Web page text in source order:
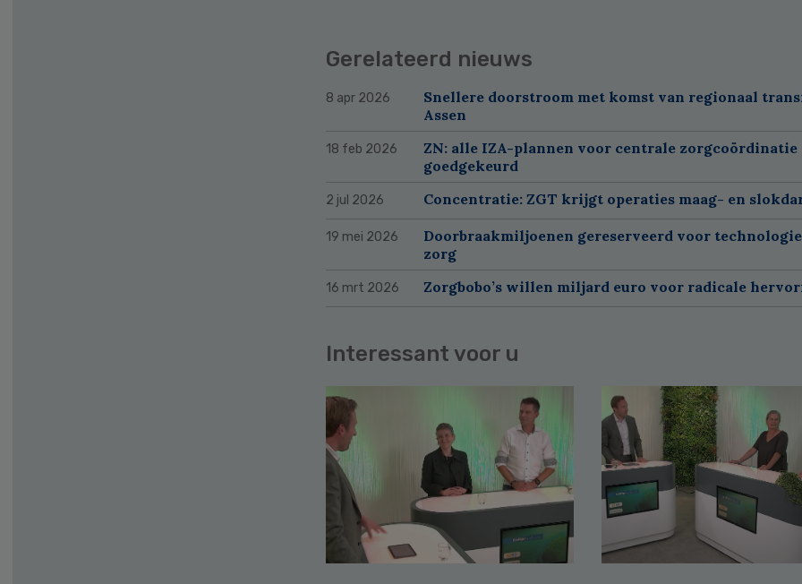
Gerelateerd nieuws
8 apr 2026
Snellere doorstroom met komst van regionaal
Assen
18 feb 2026
ZN: alle IZA-plannen voor centrale zorgcoördinatie
goedgekeurd
2 jul 2026 Concentratie: ZGT krijgt operaties maag- en
19 mei 2026
Doorbraakmiljoenen gereserveerd voor
zorg
16 mrt 2026 Zorgbobo’s willen miljard euro voor radicale
Interessant voor u